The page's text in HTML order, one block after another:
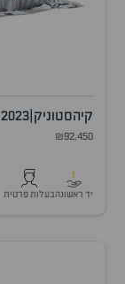
קיהסטוניק 2023
₪92,450
1
יד ראשונהבעלות פרטית